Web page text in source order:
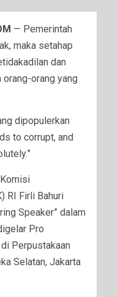
— Pemerintah
maka setahap
dan
orang yang
dipopulerkan
to corrupt, and
RI Firli Bahuri
Speaker” dalam
Pro
Perpustakaan
Selatan, Jakarta